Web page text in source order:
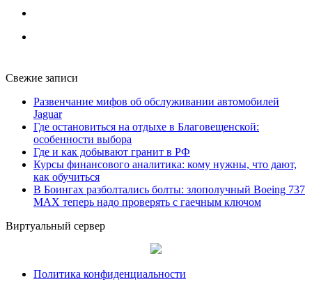
Свежие записи
Развенчание мифов об обслуживании автомобилей
Jaguar
Где остановиться на отдыхе в Благовещенской:
особенности выбора
Где и как добывают гранит в РФ
Курсы финансового аналитика: кому нужны, что дают,
как обучиться
В Боингах разболтались болты: злополучный Boeing 737
MAX теперь надо проверять с гаечным ключом
Виртуальный сервер
Политика конфиденциальности